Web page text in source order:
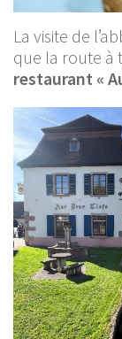
La visite de
que la route à
restaurant «